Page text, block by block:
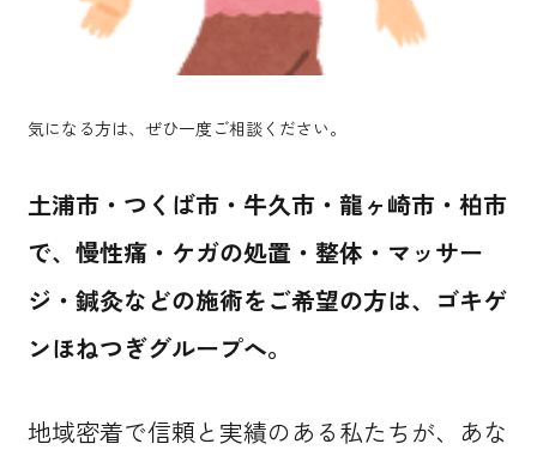
気になる方は、ぜひ一度ご相談ください。
土浦市・つくば市・牛久市・龍ヶ崎市・柏市
で、慢性痛・ケガの処置・整体・マッサー
ジ・鍼灸などの施術をご希望の方は、ゴキゲ
ンほねつぎグループへ。
地域密着で信頼と実績のある私たちが、あな